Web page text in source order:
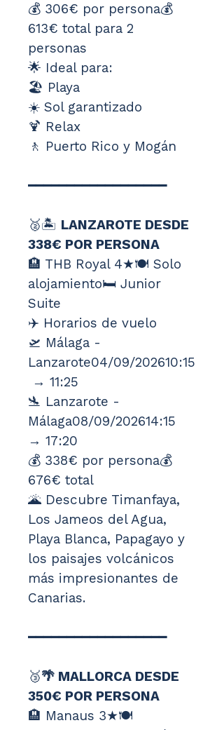
💰 306€ por persona💰
613€ total para 2
personas
🌟 Ideal para:
🏖️ Playa
☀️ Sol garantizado
🍹 Relax
🚶 Puerto Rico y Mogán
━━━━━━━━━━━━━━━━━━
🥈🏝️ LANZAROTE DESDE
338€ POR PERSONA
🏨 THB Royal 4★🍽️ Solo
alojamiento🛏️ Junior
Suite
✈️ Horarios de vuelo
🛫 Málaga -
Lanzarote04/09/202610:15
→ 11:25
🛬 Lanzarote -
Málaga08/09/202614:15
→ 17:20
💰 338€ por persona💰
676€ total
🌋 Descubre Timanfaya,
Los Jameos del Agua,
Playa Blanca, Papagayo y
los paisajes volcánicos
más impresionantes de
Canarias.
━━━━━━━━━━━━━━━━━━
🥉🌴 MALLORCA DESDE
350€ POR PERSONA
🏨 Manaus 3★🍽️